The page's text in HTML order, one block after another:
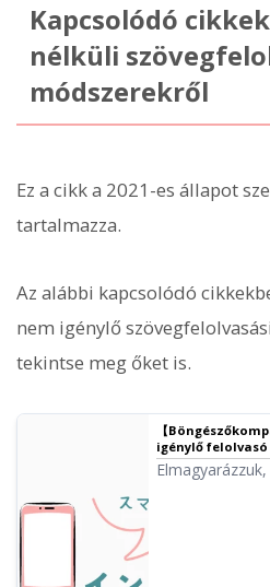
Kapcsolódó
nélküli
módszerekről
Ez a cikk a 2021-es állapot
tartalmazza.
Az alábbi kapcsolódó
nem igénylő
tekintse meg őket is.
【
igénylő
ajánlott